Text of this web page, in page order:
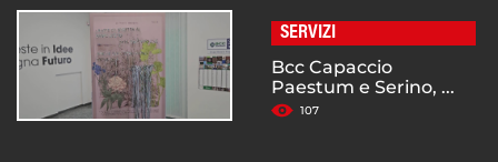
SERVIZI
Bcc Capaccio
Paestum e Serino, ...
107